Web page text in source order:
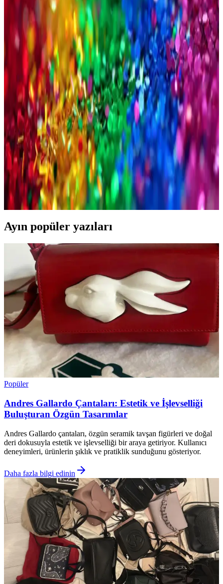
Erkek T-Shirt Modasında Marka Seçenekleri ve Stil
İpuçları
Erkek modasında marka ve stil çeşitliliği, kalite ve fiyat dengesiyle
öne çıkan t-shirtler, kombinasyon ipuçları ve markaların sunduğu
modeller hakkında detaylar içerir.
Erkek Slim Fit Kot Pantolon Seçimi ve Stil
İpuçlarıyla Modern Görünüm
Erkek slim fit kot pantolonlar, şıklık ve rahatlığı bir arada sunar.
Doğru model ve kombinlerle günlük ve resmi ortamlar için ideal
seçenekler sağlar.
Fit Erkekler İçin Çanta ve Ayakkabı Seçenekleri:
Stil ve Konforun Uyumlu Kombinasyonu
Fit erkeklerin tarzını tamamlayan, fonksiyonel ve şık çanta ile
ayakkabı seçenekleri, malzeme ve tasarım detaylarıyla günlük ve
spor yaşamınıza uyum sağlar.
Ayın popüler yazıları
Popüler
Andres Gallardo Çantaları: Estetik ve İşlevselliği
Buluşturan Özgün Tasarımlar
Andres Gallardo çantaları, özgün seramik tavşan figürleri ve doğal
deri dokusuyla estetik ve işlevselliği bir araya getiriyor. Kullanıcı
deneyimleri, ürünlerin şıklık ve pratiklik sunduğunu gösteriyor.
Daha fazla bilgi edinin